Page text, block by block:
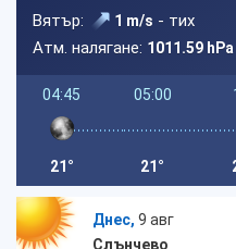
Вятър: 1 m/s - тих
Атм. налягане: 1011.59 hPa
04:45
21°
05:00
21°
Днес, 9 авг
Слънчево